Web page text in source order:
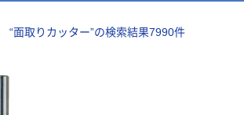
“面取りカッター”の検索結果7990件